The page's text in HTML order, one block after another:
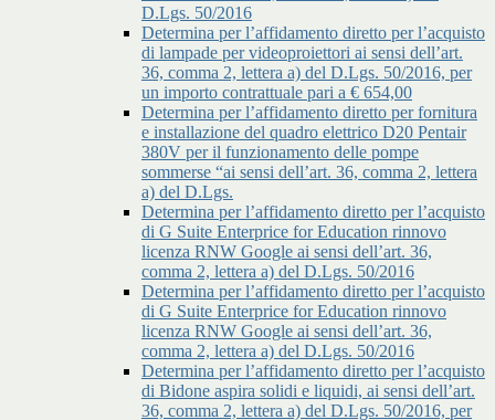
D.Lgs. 50/2016
Determina per l’affidamento diretto per l’acquisto
di lampade per videoproiettori ai sensi dell’art.
36, comma 2, lettera a) del D.Lgs. 50/2016, per
un importo contrattuale pari a € 654,00
Determina per l’affidamento diretto per fornitura
e installazione del quadro elettrico D20 Pentair
380V per il funzionamento delle pompe
sommerse “ai sensi dell’art. 36, comma 2, lettera
a) del D.Lgs.
Determina per l’affidamento diretto per l’acquisto
di G Suite Enterprice for Education rinnovo
licenza RNW Google ai sensi dell’art. 36,
comma 2, lettera a) del D.Lgs. 50/2016
Determina per l’affidamento diretto per l’acquisto
di G Suite Enterprice for Education rinnovo
licenza RNW Google ai sensi dell’art. 36,
comma 2, lettera a) del D.Lgs. 50/2016
Determina per l’affidamento diretto per l’acquisto
di Bidone aspira solidi e liquidi, ai sensi dell’art.
36, comma 2, lettera a) del D.Lgs. 50/2016, per